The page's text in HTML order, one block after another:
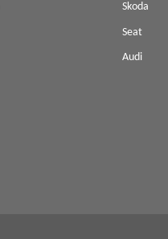
Skoda
Seat
Audi